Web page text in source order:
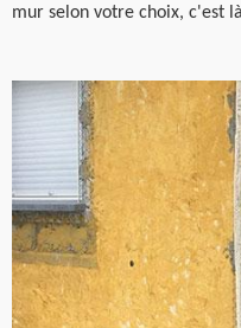
mur selon votre choix, c'est